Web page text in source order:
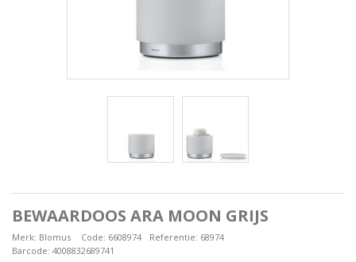
BEWAARDOOS ARA MOON GRIJS
Merk: Blomus Code: 6608974 Referentie: 68974
Barcode: 4008832689741